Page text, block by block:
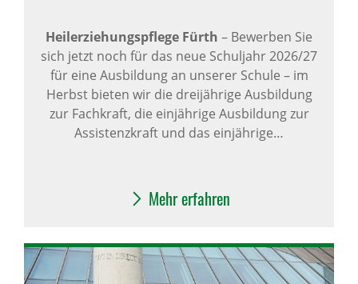
Heilerziehungspflege Fürth – Bewerben Sie
sich jetzt noch für das neue Schuljahr 2026/27
für eine Ausbildung an unserer Schule – im
Herbst bieten wir die dreijährige Ausbildung
zur Fachkraft, die einjährige Ausbildung zur
Assistenzkraft und das einjährige…
Mehr erfahren